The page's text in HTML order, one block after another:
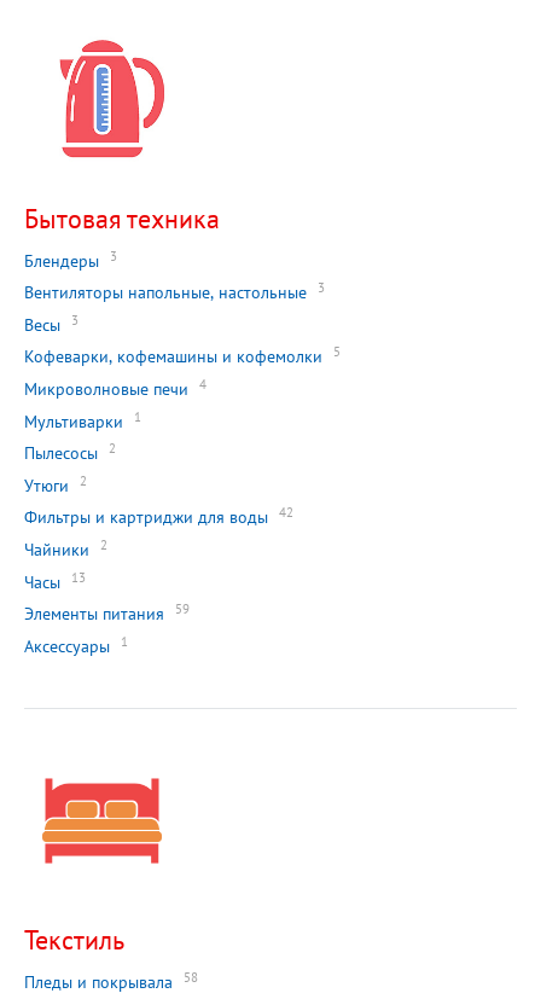
Бытовая техника
Блендеры 3
Вентиляторы напольные, настольные 3
Весы 3
Кофеварки, кофемашины и кофемолки 5
Микроволновые печи 4
Мультиварки 1
Пылесосы 2
Утюги 2
Фильтры и картриджи для воды 42
Чайники 2
Часы 13
Элементы питания 59
Аксессуары 1
Текстиль
Пледы и покрывала 58